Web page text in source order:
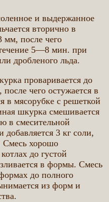
и выдержанное
вторично в
мм, после чего
5—8 мин. при
дробленого льда.
проваривается до
чего остужается в
в мясорубке с решеткой
шкурка смешивается
в смесительной
3 кг соли,
Смесь хорошо
до густой
в формы. Смесь
до полного
из форм и